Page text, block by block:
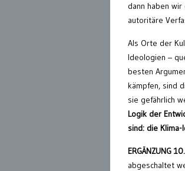
dann haben
autoritäre
Als Orte der
Ideologien –
besten
kämpfen, sind
sie gefährlich
Logik der
sind: die Klima-
ERGÄNZUNG
abgeschaltet